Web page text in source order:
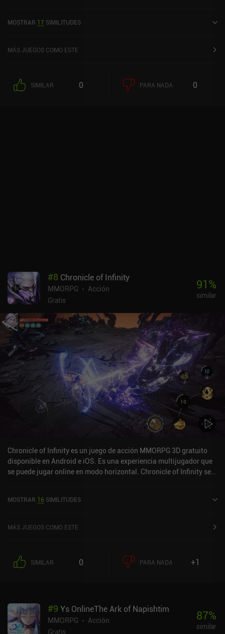
2022 y tiene una valoración actual de 4,6 sobre 5,0 en Google Play
MOSTRAR 17 SIMILITUDES
MÁS JUEGOS COMO ESTE
SIMILAR 0 PARA NADA 0
#8 Chronicle of Infinity
MMORPG
Acción
Gratis
91%
similar
Chronicle of Infinity es un juego de acción MMORPG 3D gratuito
disponible en Android e iOS. Es una experiencia multijugador que
se puede jugar online en modo horizontal. Chronicle of Infinity se
MOSTRAR 16 SIMILITUDES
MÁS JUEGOS COMO ESTE
SIMILAR 0 PARA NADA +1
#9 Ys OnlineThe Ark of Napishtim
MMORPG
Acción
Gratis
87%
similar